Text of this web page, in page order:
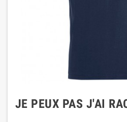
JE PEUX PAS J'AI